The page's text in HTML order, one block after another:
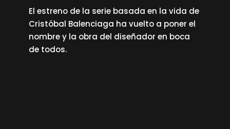
El estreno de la serie basada en la vida de
Cristóbal Balenciaga ha vuelto a poner el
nombre y la obra del diseñador en boca
de todos.